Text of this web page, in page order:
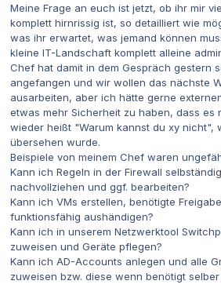
Meine Frage an euch ist jetzt, ob ihr mir
komplett hirnrissig ist, so detailliert wie
was ihr erwartet, was jemand können
kleine IT-Landschaft komplett alleine
Chef hat damit in dem Gespräch gestern
angefangen und wir wollen das nächste
ausarbeiten, aber ich hätte gerne
etwas mehr Sicherheit zu haben, dass es
wieder heißt "Warum kannst du xy nicht",
übersehen wurde.
Beispiele von meinem Chef waren
Kann ich Regeln in der Firewall
nachvollziehen und ggf. bearbeiten?
Kann ich VMs erstellen, benötigte
funktionsfähig aushändigen?
Kann ich in unserem Netzwerktool
zuweisen und Geräte pflegen?
Kann ich AD-Accounts anlegen und alle
zuweisen bzw. diese wenn benötigt